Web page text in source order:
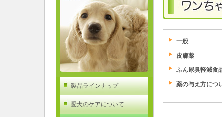
製品ラインナップ
愛犬のケアについて
一般
皮膚薬
ふん尿臭軽減食
薬の与え方につ